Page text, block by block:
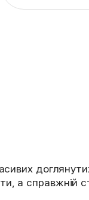
а справжній